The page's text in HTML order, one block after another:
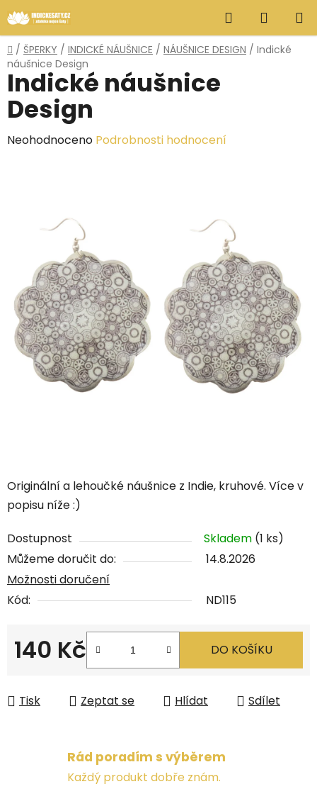
na
obsah
Hledat
KOŠÍK
Domů
/ ŠPERKY / INDICKÉ NÁUŠNICE / NÁUŠNICE DESIGN / Indické
náušnice Design
Originální a lehoučké náušnice z Indie, kruhové. Více v
popisu níže :)
Dostupnost Skladem (1 ks)
Můžeme doručit do:
14.8.2026
Možnosti doručení
Kód:
ND115
140 Kč DO KOŠÍKU
Tisk Zeptat se Hlídat Sdílet
Indické náušnice
Design
Průměrné
hvězdiček.
Neohodnoceno Podrobnosti hodnocení
Rád poradím s výběrem
Každý produkt dobře znám.